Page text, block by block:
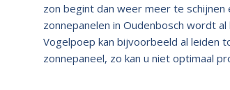
zon begint dan weer meer te
zonnepanelen in Oudenbosch wordt
Vogelpoep kan bijvoorbeeld al
zonnepaneel, zo kan u niet optimaal